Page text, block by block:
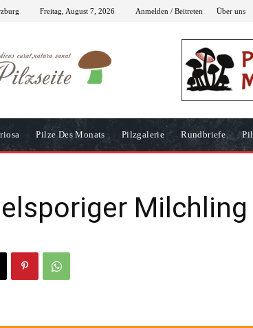
Freitag, August 7, 2026 Anmelden / Beitreten Über uns
Pilze Des Monats Pilzgalerie Rundbriefe
Milchling